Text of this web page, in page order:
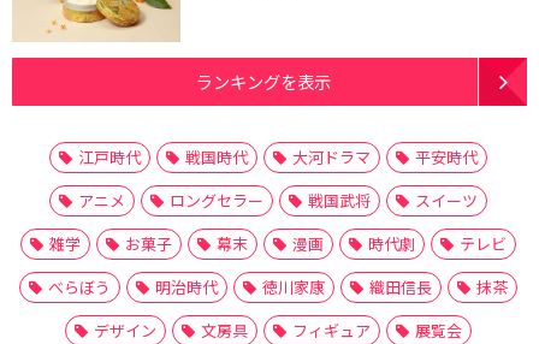
ランキングを表示
江戸時代 戦国時代 大河ドラマ
平安時代
アニメ
ロングセラー 戦国武将
スイーツ
雑学
お菓子 幕末 漫画 時代劇
テレビ
べらぼう
明治時代 徳川家康 織田信長
抹茶
デザイン
文房具 フィギュア
展覧会